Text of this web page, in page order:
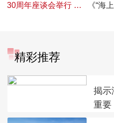
30周年座谈会举行 解
《“海
精彩推荐
揭示
重要